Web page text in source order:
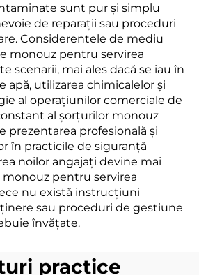
sunt pur și simplu
de reparații sau proceduri
Considerentele de mediu
monouz pentru servirea
scenarii, mai ales dacă se iau în
apă, utilizarea chimicalelor și
al operațiunilor comerciale de
al șorțurilor monouz
prezentarea profesională și
în practicile de siguranță
noilor angajați devine mai
pentru servirea
nu există instrucțiuni
sau proceduri de gestiune
învățate.
practice